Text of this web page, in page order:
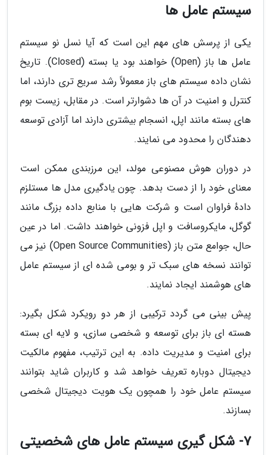
سیستم عامل ها
یکی از پرسش های مهم این است که آیا نسل نو سیستم
عامل ها باز (Open) خواهند بود یا بسته (Closed). تاریخ
نشان داده سیستم های باز معمولاً رشد سریع تری دارند، اما
کنترل و امنیت در آن ها دشوارتر است. در مقابل، زیست بوم
های بسته مانند اپل، انسجام بیشتری دارند اما آزادی توسعه
دهندگان را محدود می نمایند.
در دوران هوش مصنوعی مولد، این مرزبندی ممکن است
معنای خود را از دست بدهد. چون یادگیری مدل ها مستلزم
دادهٔ فراوان است و شرکت هایی با منابع داده بزرگ مانند
گوگل، مایکروسافت و اپل فزونی خواهند داشت. اما در عین
حال، جوامع متن باز (Open Source Communities) نیز می
توانند نسخه های سبک تر و بومی شده ای از سیستم عامل
های هوشمند ایجاد نمایند.
پیش بینی می گردد ترکیبی از هر دو رویکرد شکل بگیرد:
هسته ای باز برای توسعه و شخصی سازی، و لایه ای بسته
برای امنیت و مدیریت داده. به این ترتیب، مفهوم مالکیت
دیجیتال دوباره تعریف خواهد شد و کاربران شاید بتوانند
سیستم عامل خود را همچون یک هویت دیجیتال شخصی
بسازند.
7- شکل گیری سیستم عامل های شخصیتی